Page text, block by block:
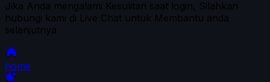
Jika Anda mengalami Kesulitan saat login, Silahkan
hubungi kami di Live Chat untuk Membantu anda
selanjutnya
home